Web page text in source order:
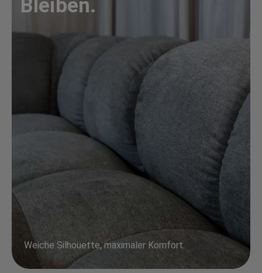
Bleiben.
Weiche Silhouette, maximaler Komfort.